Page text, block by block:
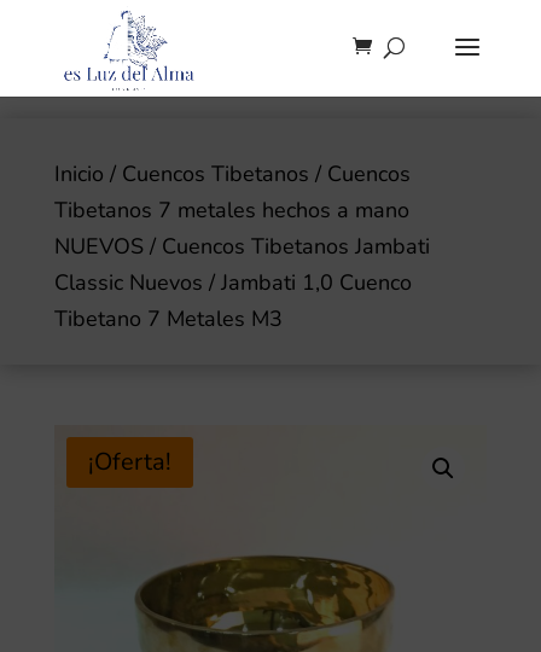
Inicio / Cuencos Tibetanos / Cuencos
Tibetanos 7 metales hechos a mano
NUEVOS / Cuencos Tibetanos Jambati
Classic Nuevos / Jambati 1,0 Cuenco
Tibetano 7 Metales M3
¡Oferta!